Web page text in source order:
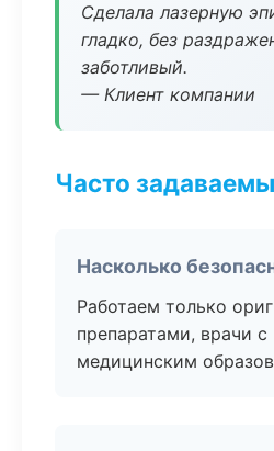
Сделала лазерную
гладко, без
заботливый.
— Клиент компании
Часто
Насколько
Работаем только
препаратами, врачи
медицинским